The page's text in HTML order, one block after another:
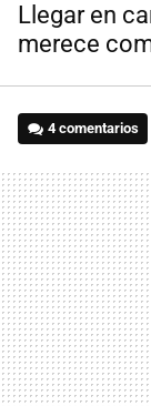
Llegar en
merece
4 comentarios